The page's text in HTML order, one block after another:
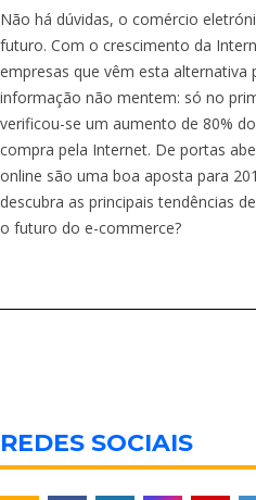
Não há dúvidas, o comércio
futuro. Com o crescimento da
empresas que vêm esta alternativa
informação não mentem: só no
verificou-se um aumento de 80%
compra pela Internet. De portas
online são uma boa aposta para
descubra as principais tendências
o futuro do e-commerce?
REDES SOCIAIS